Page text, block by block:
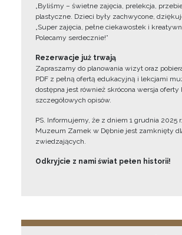
„Byliśmy – świetne zajęcia, prelekcja,
plastyczne. Dzieci były zachwycone,
„Super zajęcia, pełne ciekawostek i
Polecamy serdecznie!”
Rezerwacje już trwają
Zapraszamy do planowania wizyt oraz
PDF z pełną ofertą edukacyjną i lekcjami
dostępna jest również skrócona wersja oferty
szczegółowych opisów.
PS. Informujemy, że z dniem 1 grudnia 2025
Muzeum Zamek w Dębnie jest zamknięty
zwiedzających.
Odkryjcie z nami świat pełen historii!